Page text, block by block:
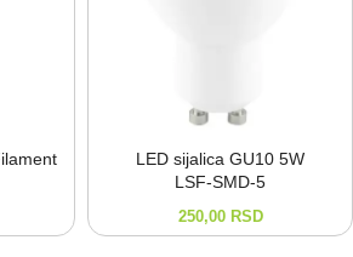
LED sijalica GU10 5W
LSF-⁠SMD-⁠5
250,00 RSD